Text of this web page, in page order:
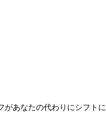
があなたの代わりにシフトに